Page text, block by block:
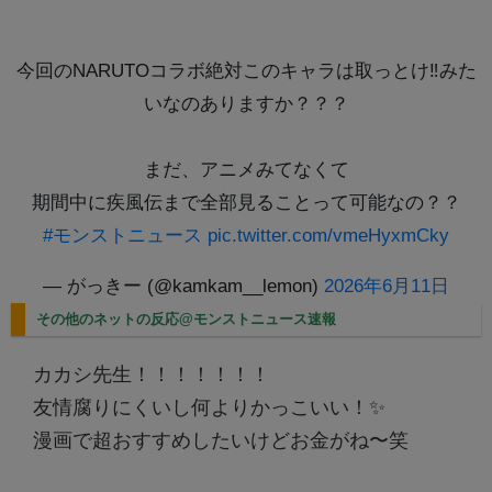
今回のNARUTOコラボ絶対このキャラは取っとけ‼️みた
いなのありますか？？？
まだ、アニメみてなくて
期間中に疾風伝まで全部見ることって可能なの？？
#モンストニュース pic.twitter.com/vmeHyxmCky
— がっきー (@kamkam__lemon) 2026年6月11日
その他のネットの反応@モンストニュース速報
カカシ先生！！！！！！！
友情腐りにくいし何よりかっこいい！✨
漫画で超おすすめしたいけどお金がね〜笑